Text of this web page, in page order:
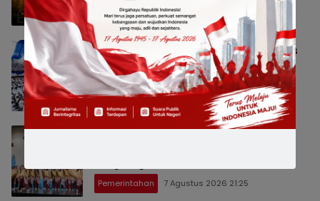
Nasional 8 Agustus 2026 13:37
Emil Dardak: Mahasiswa Baru ITS Harus
Jadi Pejuang Kedaulatan Teknologi
Indonesia
Jatim Raya 8 Agustus 2026 12:40
Pemerintahan 7 Agustus 2026 21:25